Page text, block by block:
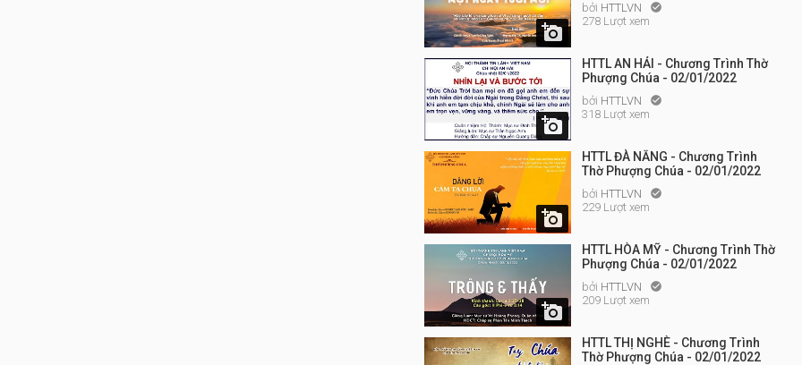

bởi HTTLVN 
278 Lượt xem

HTTL AN HẢI - Chương Trình Thờ
Phượng Chúa - 02/01/2022
bởi HTTLVN 
318 Lượt xem

HTTL ĐÀ NẴNG - Chương Trình
Thờ Phượng Chúa - 02/01/2022
bởi HTTLVN 
229 Lượt xem

HTTL HÒA MỸ - Chương Trình Thờ
Phượng Chúa - 02/01/2022
bởi HTTLVN 
209 Lượt xem
HTTL THỊ NGHÈ - Chương Trình
Thờ Phượng Chúa - 02/01/2022